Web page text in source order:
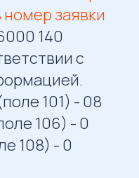
заявки
140
с
101) - 08
106) - 0
108) - 0